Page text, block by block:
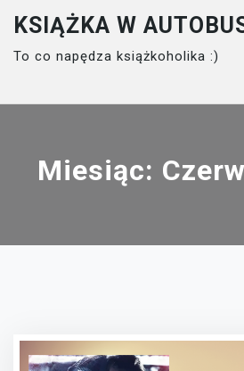
content
KSIĄŻKA W
To co napędza książkoholika :)
Miesiąc: